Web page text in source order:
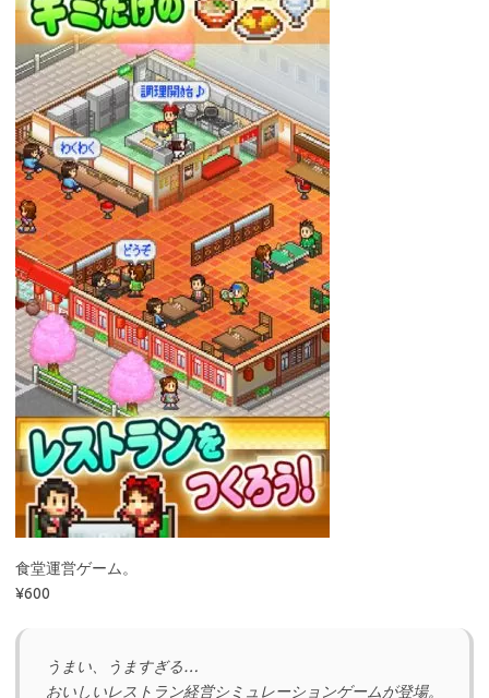
食堂運営ゲーム。
¥600
うまい、うますぎる…
おいしいレストラン経営シミュレーションゲームが登場。